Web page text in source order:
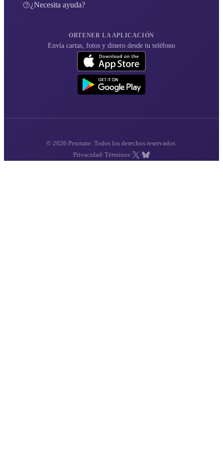
¿Necesita ayuda?
OBTENER LA APLICACIÓN
Envía cartas, fotos y dinero desde tu teléfono
© 2026 Penmate. Todos los derechos reservados.
Privacidad ·Términos· ·